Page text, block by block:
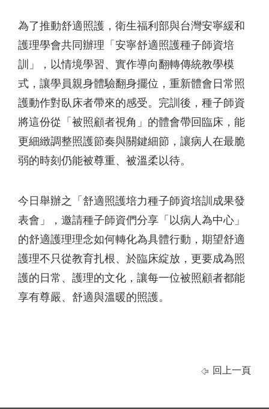
為了推動舒適照護，衛生福利部與台灣安寧緩和
護理學會共同辦理「安寧舒適照護種子師資培
訓」，以情境學習、實作導向翻轉傳統教學模
式，讓學員親身體驗翻身擺位，重新體會日常照
護動作對臥床者帶來的感受。完訓後，種子師資
將這份從「被照顧者視角」的體會帶回臨床，能
更細緻調整照護節奏與關鍵細節，讓病人在最脆
弱的時刻仍能被尊重、被溫柔以待。
今日舉辦之「舒適照護培力種子師資培訓成果發
表會」，邀請種子師資們分享「以病人為中心」
的舒適護理理念如何轉化為具體行動，期望舒適
護理不只從教育扎根、於臨床綻放，更要成為照
護的日常、護理的文化，讓每一位被照顧者都能
享有尊嚴、舒適與溫暖的照護。
回上一頁